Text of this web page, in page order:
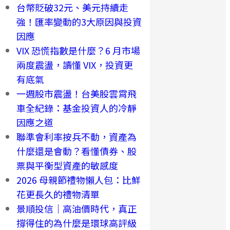
台幣貶破32元、美元持續走
強！匯率變動的3大原因與投資
因應
VIX 恐慌指數是什麼？6 月市場
兩度震盪，讀懂 VIX，投資更
有底氣
一週股市震盪！台美股雲霄飛
車全紀錄：基金投資人的冷靜
因應之道
聯準會利率按兵不動，資產為
什麼還是會動？看懂債券、股
票與平衡型資產的敏感度
2026 母親節禮物懶人包：比鮮
花更長久的禮物清單
景順投信｜高油價時代，真正
撐得住的為什麼是環球高評級